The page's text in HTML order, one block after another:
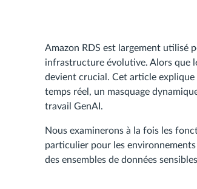
Amazon RDS est largement utilisé
infrastructure évolutive. Alors que
devient crucial. Cet article explique
temps réel, un masquage
travail GenAI.
Nous examinerons à la fois les
particulier pour les
des ensembles de données